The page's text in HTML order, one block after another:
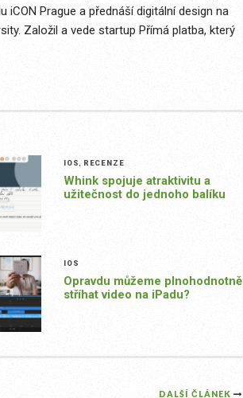
iCON Prague a přednáší digitální design na
Založil a vede startup Přímá platba, který
IOS RECENZE
Whink spojuje atraktivitu a
užitečnost do jednoho balíku
IOS
Opravdu můžeme plnohodnotně
stříhat video na iPadu?
DALŠÍ ČLÁNEK